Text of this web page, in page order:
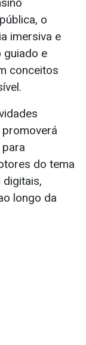
o
imersiva e
guiado e
conceitos
do tema
longo da